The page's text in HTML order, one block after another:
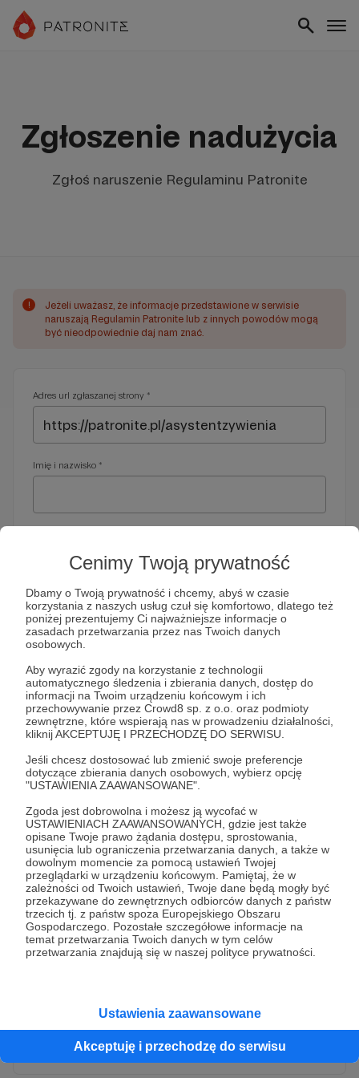
Cenimy Twoją prywatność
Dbamy o Twoją prywatność i chcemy, abyś w czasie
korzystania z naszych usług czuł się komfortowo, dlatego też
poniżej prezentujemy Ci najważniejsze informacje o
zasadach przetwarzania przez nas Twoich danych
osobowych.
Aby wyrazić zgody na korzystanie z technologii
automatycznego śledzenia i zbierania danych, dostęp do
informacji na Twoim urządzeniu końcowym i ich
przechowywanie przez Crowd8 sp. z o.o. oraz podmioty
zewnętrzne, które wspierają nas w prowadzeniu działalności,
kliknij AKCEPTUJĘ I PRZECHODZĘ DO SERWISU.
Jeśli chcesz dostosować lub zmienić swoje preferencje
dotyczące zbierania danych osobowych, wybierz opcję
"USTAWIENIA ZAAWANSOWANE".
Zgoda jest dobrowolna i możesz ją wycofać w
USTAWIENIACH ZAAWANSOWANYCH, gdzie jest także
opisane Twoje prawo żądania dostępu, sprostowania,
usunięcia lub ograniczenia przetwarzania danych, a także w
dowolnym momencie za pomocą ustawień Twojej
przeglądarki w urządzeniu końcowym. Pamiętaj, że w
zależności od Twoich ustawień, Twoje dane będą mogły być
przekazywane do zewnętrznych odbiorców danych z państw
trzecich tj. z państw spoza Europejskiego Obszaru
Gospodarczego. Pozostałe szczegółowe informacje na
temat przetwarzania Twoich danych w tym celów
przetwarzania znajdują się w naszej polityce prywatności.
Ustawienia zaawansowane
Akceptuję i przechodzę do serwisu
Zgłoszenie nadużycia
Zgłoś naruszenie Regulaminu Patronite
!
Jeżeli uważasz, że informacje przedstawione w serwisie
naruszają Regulamin Patronite lub z innych powodów mogą
być nieodpowiednie daj nam znać.
Adres url zgłaszanej strony *
Imię i nazwisko *
Telefon *
dodatkowe pytania
Treść wiadomości *
* Wyrażam zgodę na przetwarzanie moich danych
osobowych przez Patronite
Administratorem Twoich danych osobowych jest Crowd8 sp. z o.o.
z siedziba w Warszawie, ul. Żwirki i Wigury 16, 02-092 Warszawa.
Twoje dane osobowe będą przetwarzane w szczególności w celu
wykonania umowy zawartej z Tobą, w tym do umożliwienia
Gwarantujemy spełnienie wszystkich Twoich praw wynikających
z ogólnego rozporządzenia o ochronie danych, tj. prawo dostępu,
sprostowania oraz usunięcia Twoich danych, ograniczenia ich
rozwiń zgodę
Wyślij zgłoszenie